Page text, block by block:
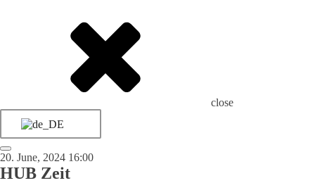
close
20. June, 2024 16:00
HUB Zeit